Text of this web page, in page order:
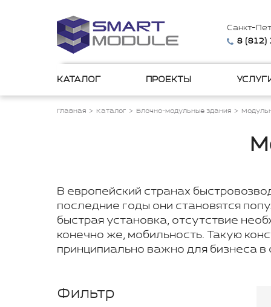
Санкт-
8 (812)
КАТАЛОГ ПРОЕКТЫ
Главная Каталог Блочно-модульные здания
В европейский странах
последние годы они становятся
быстрая установка, отсутствие
конечно же, мобильность. Такую
принципиально важно для бизнеса в
Фильтр